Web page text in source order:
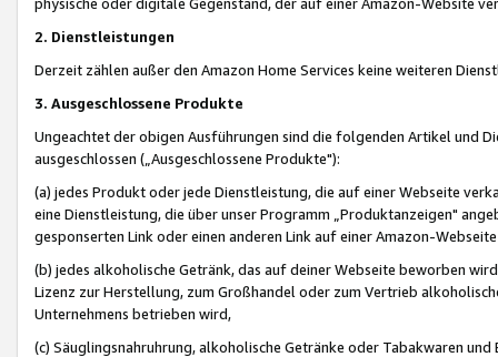
2. Dienstleistungen
Derzeit zählen außer den Amazon Home Services keine weiteren
3. Ausgeschlossene Produkte
Ungeachtet der obigen Ausführungen sind die folgenden Artikel und
ausgeschlossen („Ausgeschlossene Produkte"):
(a) jedes Produkt oder jede Dienstleistung, die auf einer Webseite
eine Dienstleistung, die über unser Programm „Produktanzeigen"
gesponserten Link oder einen anderen Link auf einer Amazon-
(b) jedes alkoholische Getränk, das auf deiner Webseite beworben
Lizenz zur Herstellung, zum Großhandel oder zum Vertrieb
Unternehmens betrieben wird,
(c) Säuglingsnahruhrung, alkoholische Getränke oder Tabakwaren